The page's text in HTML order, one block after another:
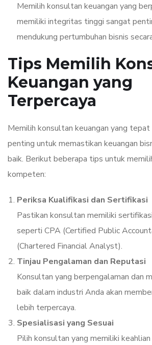
Memilih konsultan keuangan yang
memiliki integritas tinggi sangat
mendukung pertumbuhan bisnis
Tips Memilih
Keuangan yang
Terpercaya
Memilih konsultan keuangan yang tepat
penting untuk memastikan keuangan
baik. Berikut beberapa tips untuk
kompeten:
Periksa Kualifikasi dan Sertifikasi
Pastikan konsultan memiliki
seperti CPA (Certified Public
(Chartered Financial Analyst).
Tinjau Pengalaman dan Reputasi
Konsultan yang berpengalaman dan
baik dalam industri Anda akan
lebih terpercaya.
Spesialisasi yang Sesuai
Pilih konsultan yang memiliki